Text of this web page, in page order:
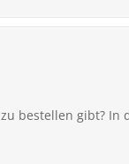
bestellen gibt?